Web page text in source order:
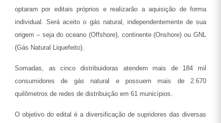
optaram por editais próprios e realizarão a aquisição de forma
individual. Será aceito o gás natural, independentemente de sua
origem – seja do oceano (Offshore), continente (Onshore) ou GNL
(Gás Natural Liquefeito).
Somadas, as cinco distribuidoras atendem mais de 184 mil
consumidores de gás natural e possuem mais de 2.670
quilômetros de redes de distribuição em 61 municípios.
O objetivo do edital é a diversificação de supridores das diversas